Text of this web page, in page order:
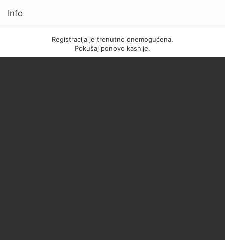
Info
Registracija je trenutno onemogućena.
Pokušaj ponovo kasnije.